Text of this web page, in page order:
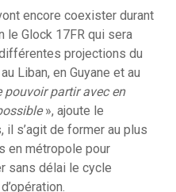
encore coexister durant
le Glock 17FR qui sera
projections du
Liban, en Guyane et au
pouvoir partir avec en
», ajoute le
il s’agit de former au plus
en métropole pour
sans délai le cycle